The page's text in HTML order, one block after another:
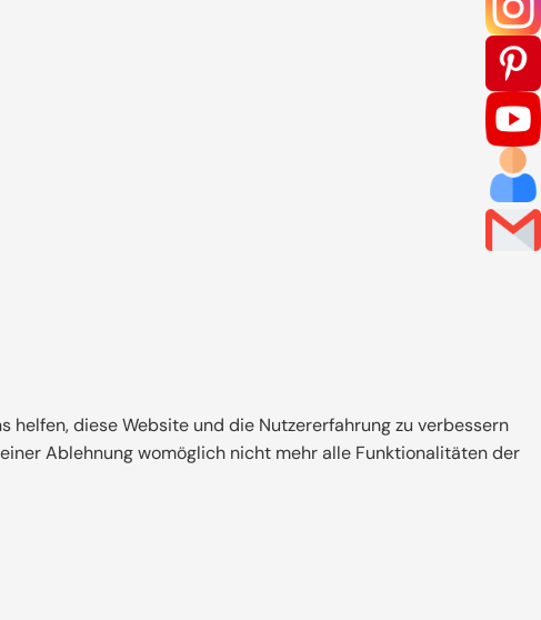
helfen, diese Website und die Nutzererfahrung zu verbessern
Ablehnung womöglich nicht mehr alle Funktionalitäten der